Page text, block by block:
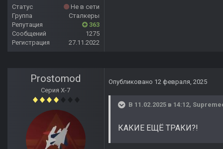
Статус
Не в сети
Группа
Сталкеры
Репутация
363
Сообщений
1275
Регистрация
27.11.2022
Prostomod
Серия Х-7
Опубликовано 12 февраля, 2025
В 11.02.2025 в 14:12,
КАКИЕ ЕЩЁ ТРАКИ?!